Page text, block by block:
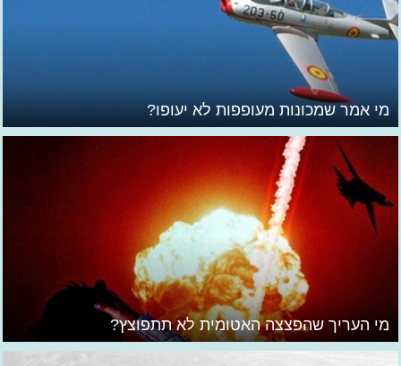
מי אמר שמכונות מעופפות לא יעופו?
מי העריך שהפצצה האטומית לא תתפוצץ?